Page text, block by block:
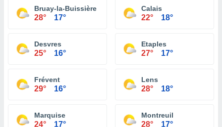
Bruay-la-Buissière
28° 17°
Calais
22° 18°
Desvres
25° 16°
Etaples
27° 17°
Frévent
29° 16°
Lens
28° 18°
Marquise
24° 17°
Montreuil
28° 17°